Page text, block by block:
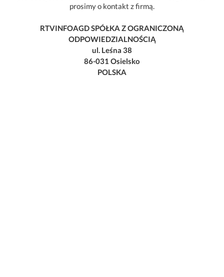
prosimy o kontakt z firmą.
RTVINFOAGD SPÓŁKA Z OGRANICZONĄ
ODPOWIEDZIALNOŚCIĄ
ul. Leśna 38
86-031 Osielsko
POLSKA